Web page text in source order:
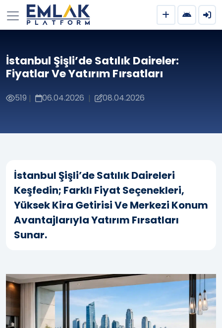
İstanbul Şişli’de Satılık Daireler:
Fiyatlar Ve Yatırım Fırsatları
519 | 06.04.2026 | 08.04.2026
İstanbul Şişli’de Satılık Daireleri
Keşfedin; Farklı Fiyat Seçenekleri,
Yüksek Kira Getirisi Ve Merkezi Konum
Avantajlarıyla Yatırım Fırsatları
Sunar.